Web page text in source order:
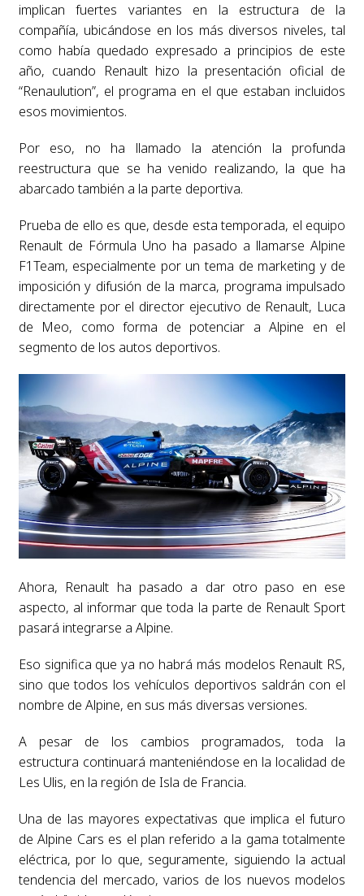
implican fuertes variantes en la estructura de la
compañía, ubicándose en los más diversos niveles, tal
como había quedado expresado a principios de este
año, cuando Renault hizo la presentación oficial de
“Renaulution”, el programa en el que estaban incluidos
esos movimientos.
Por eso, no ha llamado la atención la profunda
reestructura que se ha venido realizando, la que ha
abarcado también a la parte deportiva.
Prueba de ello es que, desde esta temporada, el equipo
Renault de Fórmula Uno ha pasado a llamarse Alpine
F1Team, especialmente por un tema de marketing y de
imposición y difusión de la marca, programa impulsado
directamente por el director ejecutivo de Renault, Luca
de Meo, como forma de potenciar a Alpine en el
segmento de los autos deportivos.
Ahora, Renault ha pasado a dar otro paso en ese
aspecto, al informar que toda la parte de Renault Sport
pasará integrarse a Alpine.
Eso significa que ya no habrá más modelos Renault RS,
sino que todos los vehículos deportivos saldrán con el
nombre de Alpine, en sus más diversas versiones.
A pesar de los cambios programados, toda la
estructura continuará manteniéndose en la localidad de
Les Ulis, en la región de Isla de Francia.
Una de las mayores expectativas que implica el futuro
de Alpine Cars es el plan referido a la gama totalmente
eléctrica, por lo que, seguramente, siguiendo la actual
tendencia del mercado, varios de los nuevos modelos